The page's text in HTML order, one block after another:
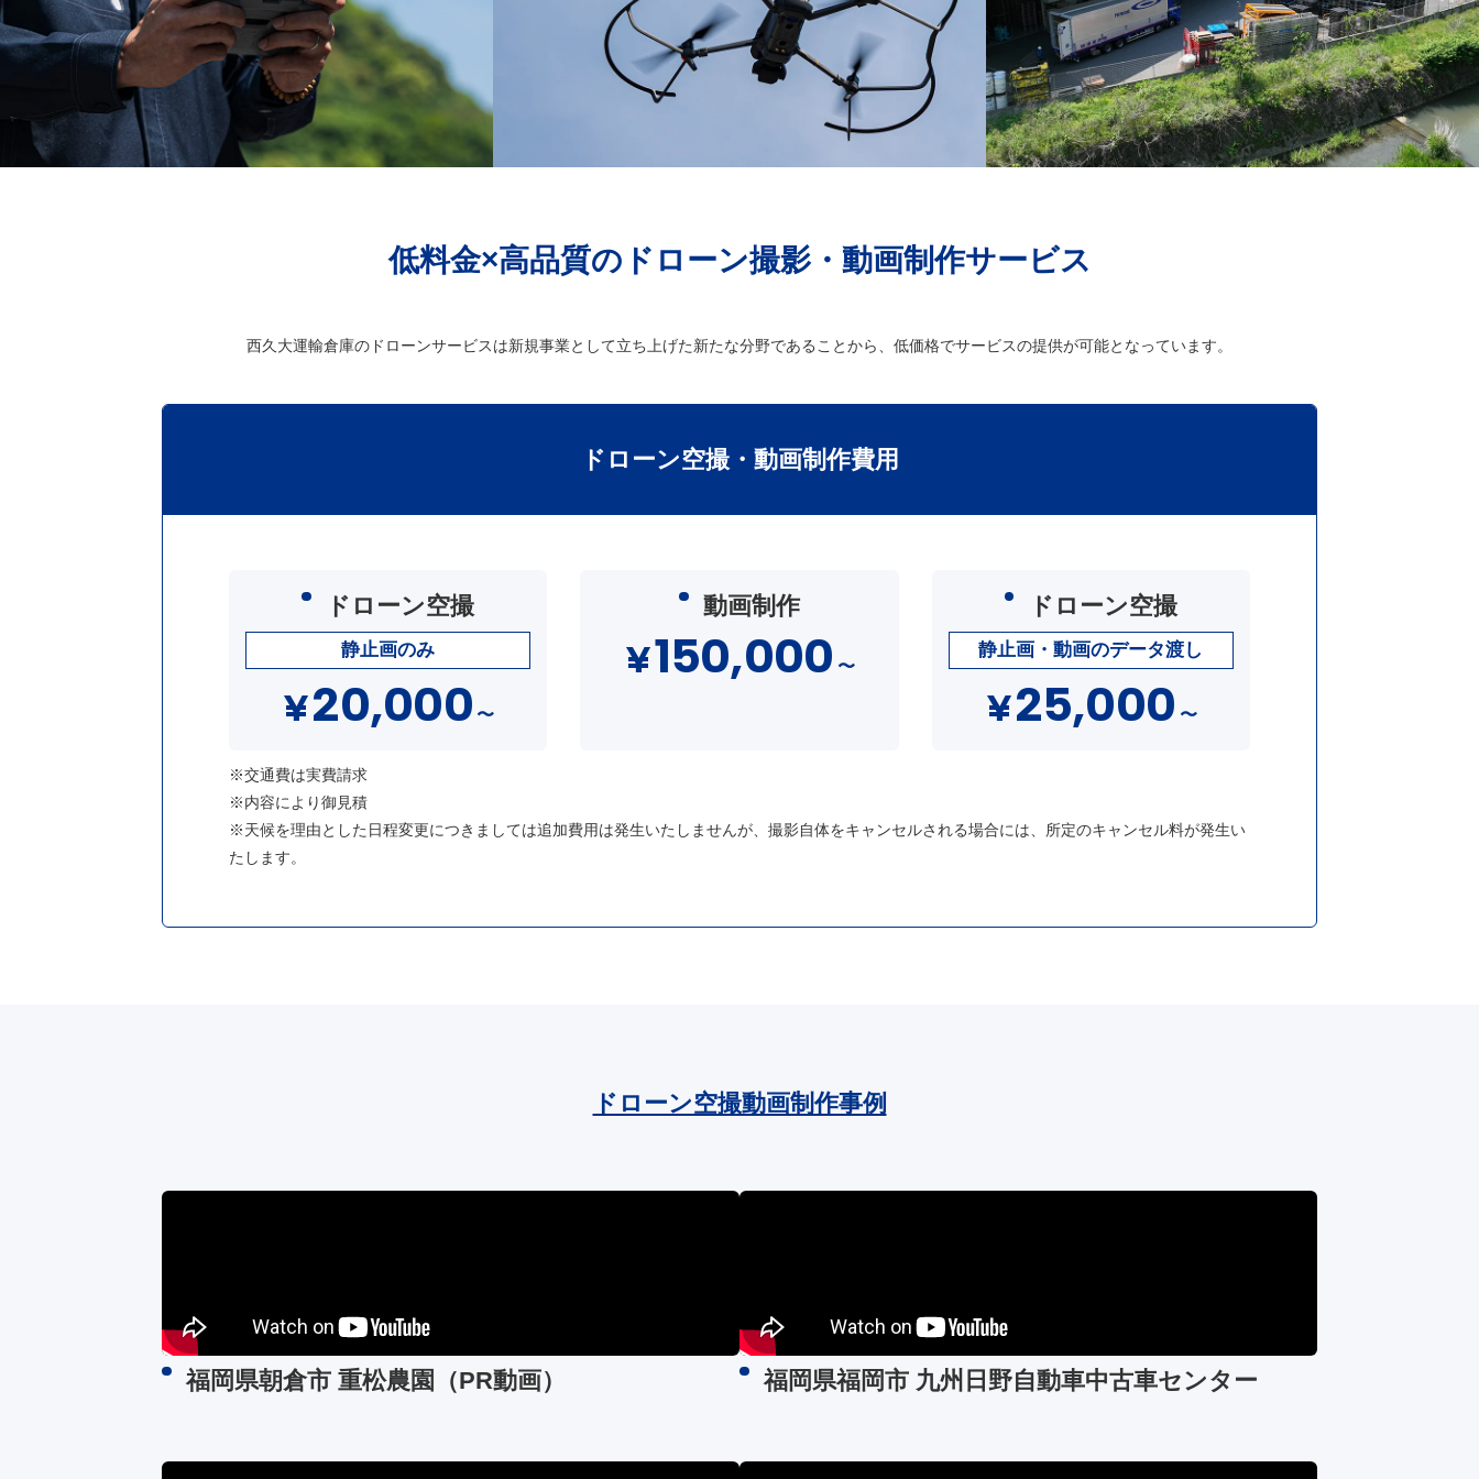
低料金×高品質のドローン撮影・動画制作サービス
西久大運輸倉庫のドローンサービスは新規事業として立ち上げた新たな分野であることから、低価格でサービスの提供が可能となっています。
ドローン空撮・動画制作費用
ドローン空撮
静止画のみ
¥20,000 〜
動画制作
¥150,000 〜
ドローン空撮
静止画・動画のデータ渡し
¥25,000 〜
※交通費は実費請求
※内容により御見積
※天候を理由とした日程変更につきましては追加費用は発生いたしませんが、撮影自体をキャンセルされる場合には、所定のキャンセル料が発生い
たします。
ドローン空撮動画制作事例
福岡県朝倉市 重松農園（PR動画） 福岡県福岡市 九州日野自動車中古車センター